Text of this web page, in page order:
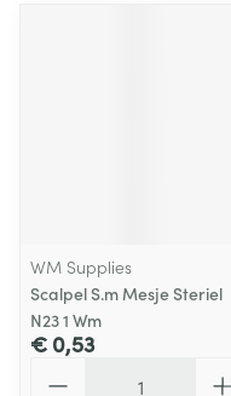
WM Supplies
Scalpel S.m Mesje Steriel
N23 1 Wm
€ 0,53